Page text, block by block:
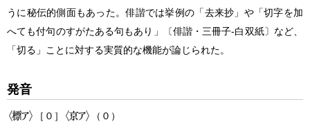
うに秘伝的側面もあった。俳諧では挙例の「去来抄」や「切字を加
へても付句のすがたある句もあり」〔俳諧・三冊子‐白双紙〕など、
「切る」ことに対する実質的な機能が論じられた。
発音
［０］ （０）